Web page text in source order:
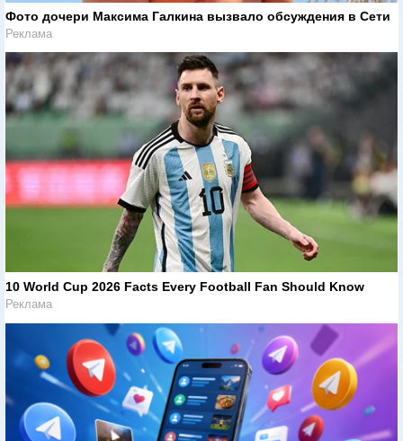
Фото дочери Максима Галкина вызвало обсуждения в Сети
Реклама
10 World Cup 2026 Facts Every Football Fan Should Know
Реклама